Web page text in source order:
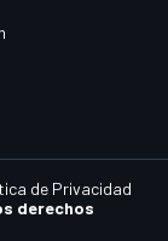
derechos
de Privacidad